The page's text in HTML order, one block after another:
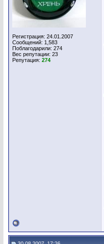
Регистрация: 24.01.2007
Сообщений: 1,583
Поблагодарили: 274
Вес репутации: 23
Репутация: 274